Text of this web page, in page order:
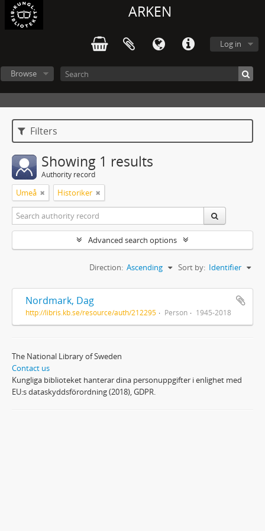
ARKEN
Log in
Browse
Filters
Showing 1 results
Authority record
Umeå Historiker
Advanced search options
Sort by: Identifier
Direction: Ascending
Nordmark, Dag
http://libris.kb.se/resource/auth/212295 Person 1945-2018
The National Library of Sweden
Contact us
Kungliga biblioteket hanterar dina personuppgifter i enlighet med
EU:s dataskyddsförordning (2018), GDPR.